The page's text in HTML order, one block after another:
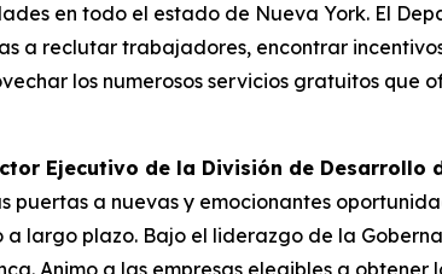
en todo el estado de Nueva York. El
a reclutar trabajadores, encontrar
los numerosos servicios gratuitos
Ejecutivo de la División de
puertas a nuevas y emocionantes
largo plazo. Bajo el liderazgo de la